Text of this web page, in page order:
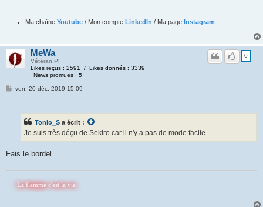
Ma chaîne Youtube / Mon compte LinkedIn / Ma page Instagram
MeWa
Vétéran PF
Likes reçus : 2591 / Likes donnés : 3339
News promues : 5
0
ven. 20 déc. 2019 15:09
Tonio_S a écrit :
Je suis très déçu de Sekiro car il n'y a pas de mode facile.
Fais le bordel.
flemme c'est la vie